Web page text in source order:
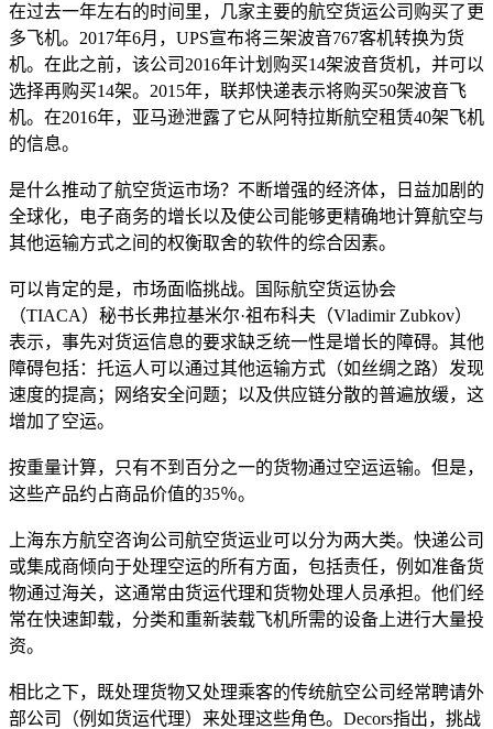
在过去一年左右的时间里，几家主要的航空货运公司购买了更
多飞机。2017年6月，UPS宣布将三架波音767客机转换为货
机。在此之前，该公司2016年计划购买14架波音货机，并可以
选择再购买14架。2015年，联邦快递表示将购买50架波音飞
机。在2016年，亚马逊泄露了它从阿特拉斯航空租赁40架飞机
的信息。
是什么推动了航空货运市场？不断增强的经济体，日益加剧的
全球化，电子商务的增长以及使公司能够更精确地计算航空与
其他运输方式之间的权衡取舍的软件的综合因素。
可以肯定的是，市场面临挑战。国际航空货运协会
（TIACA）秘书长弗拉基米尔·祖布科夫（Vladimir Zubkov）
表示，事先对货运信息的要求缺乏统一性是增长的障碍。其他
障碍包括：托运人可以通过其他运输方式（如丝绸之路）发现
速度的提高；网络安全问题；以及供应链分散的普遍放缓，这
增加了空运。
按重量计算，只有不到百分之一的货物通过空运运输。但是，
这些产品约占商品价值的35％。
上海东方航空咨询公司航空货运业可以分为两大类。快递公司
或集成商倾向于处理空运的所有方面，包括责任，例如准备货
物通过海关，这通常由货运代理和货物处理人员承担。他们经
常在快速卸载，分类和重新装载飞机所需的设备上进行大量投
资。
相比之下，既处理货物又处理乘客的传统航空公司经常聘请外
部公司（例如货运代理）来处理这些角色。Decors指出，挑战